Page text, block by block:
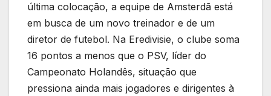
última colocação, a equipe de Amsterdã está
em busca de um novo treinador e de um
diretor de futebol. Na Eredivisie, o clube soma
16 pontos a menos que o PSV, líder do
Campeonato Holandês, situação que
pressiona ainda mais jogadores e dirigentes à